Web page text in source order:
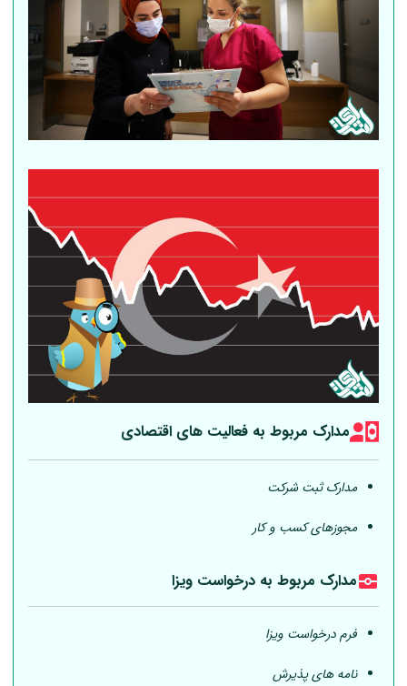
مدارک مربوط به فعالیت های اقتصادی
مدارک ثبت شرکت
مجوزهای کسب و کار
مدارک مربوط به درخواست ویزا
فرم درخواست ویزا
نامه های پذیرش